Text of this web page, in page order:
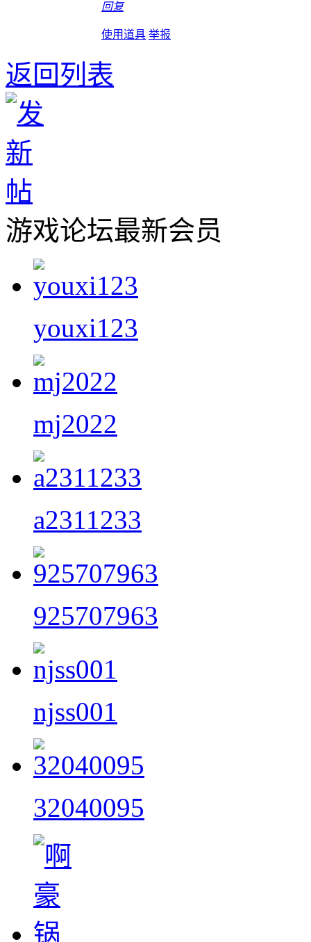
回复
使用道具 举报
返回列表
游戏论坛最新会员
youxi123
mj2022
a2311233
925707963
njss001
32040095